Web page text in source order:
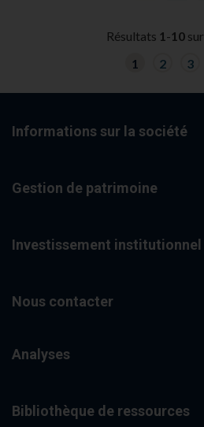
Résultats 1 -10sur
1
2 3
Informations sur la société
Gestion de patrimoine
Investissement institutionnel
Nous contacter
Analyses
Bibliothèque de ressources